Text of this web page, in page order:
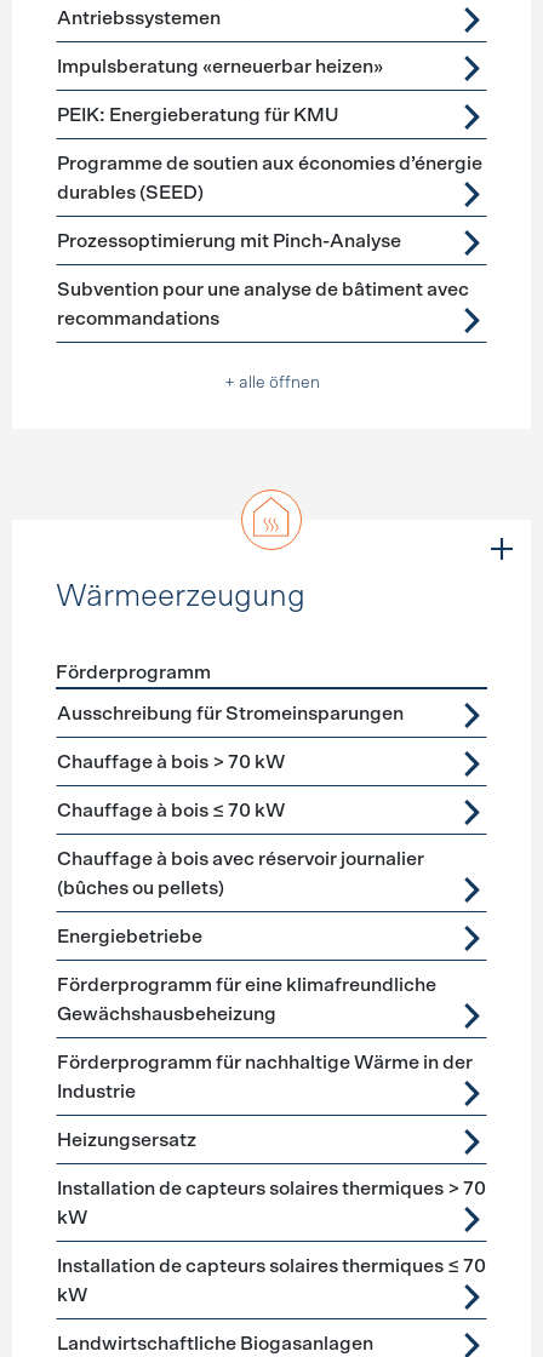
Antriebssystemen
Impulsberatung «erneuerbar heizen»
PEIK: Energieberatung für KMU
Programme de soutien aux économies d’énergie
durables (SEED)
Prozessoptimierung mit Pinch-Analyse
Subvention pour une analyse de bâtiment avec
recommandations
+ alle öffnen
Wärmeerzeugung
Förderprogramme Wärmeerzeugung
Förderprogramm
Ausschreibung für Stromeinsparungen
Chauffage à bois > 70 kW
Chauffage à bois ≤ 70 kW
Chauffage à bois avec réservoir journalier
(bûches ou pellets)
Energiebetriebe
Förderprogramm für eine klimafreundliche
Gewächshausbeheizung
Förderprogramm für nachhaltige Wärme in der
Industrie
Heizungsersatz
Installation de capteurs solaires thermiques > 70
kW
Installation de capteurs solaires thermiques ≤ 70
kW
Landwirtschaftliche Biogasanlagen